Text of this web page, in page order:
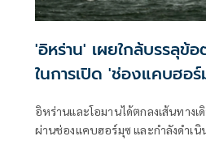
'อิหร่าน' เผยใกล้บรรลุข้
ในการเปิด 'ช่องแคบฮอ
อิหร่านและโอมานได้ตกลงเส้นทาง
ผ่านช่องแคบฮอร์มุซ และกำลังดำเนิ